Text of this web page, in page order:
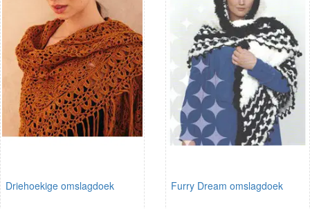
Driehoekige omslagdoek Furry Dream omslagdoek